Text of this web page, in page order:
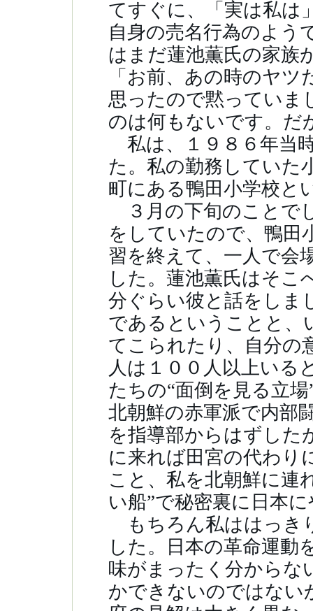
てすぐに、「実は私は
自身の売名行為のよう
はまだ蓮池薫氏の家族
「お前、あの時のヤ
思ったので黙っていま
のは何もないです。
私は、１９８６年当
た。私の勤務していた
町にある鴨田小学校
３月の下旬のことで
をしていたので、鴨田
習を終えて、一人で会
した。蓮池薫氏はそこ
分ぐらい彼と話をしま
であるということと、
てこられたり、自分の
人は１００人以上いる
たちの“面倒を見る立
北朝鮮の赤軍派で内部
を指導部からはずした
に来れば田宮の代わり
こと、私を北朝鮮に連
い船”で秘密裏に日本
もちろん私ははっき
した。日本の革命運動
味がまったく分からな
かできないのではない